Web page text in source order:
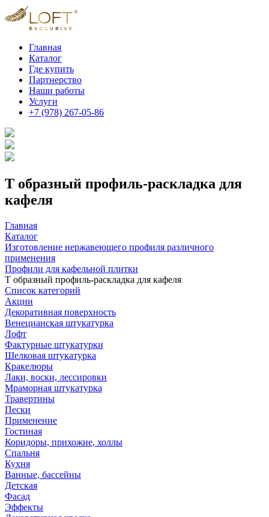
Главная
Каталог
Где купить
Партнерство
Наши работы
Услуги
+7 (978) 267-05-86
Т образный профиль-раскладка для
кафеля
Главная
Каталог
Изготовление нержавеющего профиля различного
применения
Профили для кафельной плитки
Т образный профиль-раскладка для кафеля
Список категорий
Акции
Декоративная поверхность
Венецианская штукатурка
Лофт
Фактурные штукатурки
Шелковая штукатурка
Кракелюры
Лаки, воски, лессировки
Мраморная штукатурка
Травертины
Пески
Применение
Гостиная
Коридоры, прихожие, холлы
Спальня
Кухня
Ванные, бассейны
Детская
Фасад
Эффекты